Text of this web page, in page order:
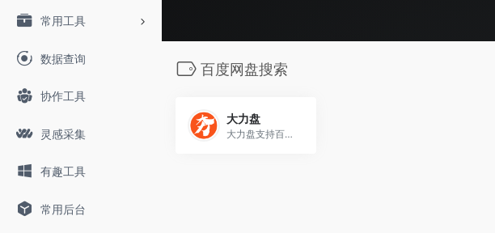
常用工具
数据查询
协作工具
灵感采集
有趣工具
常用后台
百度网盘搜索
大力盘
大力盘支持百度云搜索，可快速搜索百度网盘资源中的有效连接，自动识别无效的百度云网盘资源，每天更新海量资源。